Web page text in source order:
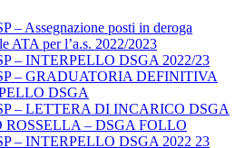
– Assegnazione posti in deroga
ATA per l’a.s. 2022/2023
– INTERPELLO DSGA 2022/23
– GRADUATORIA DEFINITIVA
DSGA
– LETTERA DI INCARICO DSGA
ROSSELLA – DSGA FOLLO
– INTERPELLO DSGA 2022 23